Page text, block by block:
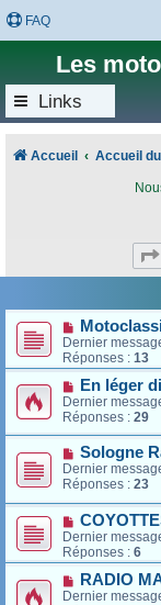
FAQ
Les
Links
Accueil Accueil
Dernier
Réponses : 13
En léger
Dernier
Réponses : 29
Sologne
Dernier
Réponses : 23
Dernier
Réponses : 6
RADIO
Dernier